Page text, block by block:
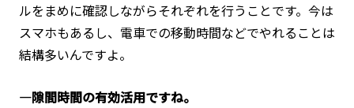
ルをまめに確認しながらそれぞれを行うことです。今は
スマホもあるし、電車での移動時間などでやれることは
結構多いんですよ。
―隙間時間の有効活用ですね。